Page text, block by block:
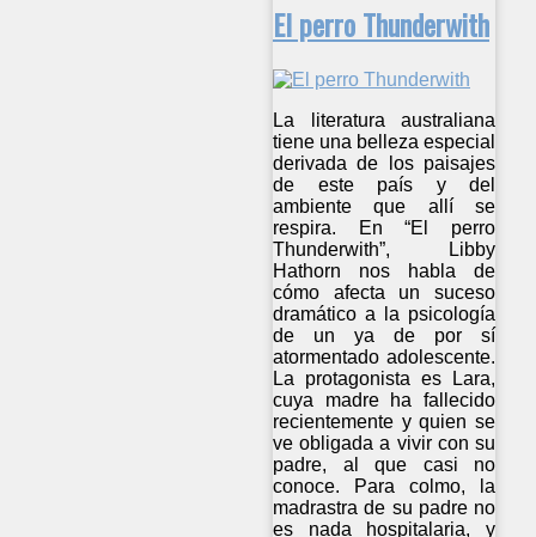
El perro Thunderwith
La literatura australiana
tiene una belleza especial
derivada de los paisajes
de este país y del
ambiente que allí se
respira. En “El perro
Thunderwith”, Libby
Hathorn nos habla de
cómo afecta un suceso
dramático a la psicología
de un ya de por sí
atormentado adolescente.
La protagonista es Lara,
cuya madre ha fallecido
recientemente y quien se
ve obligada a vivir con su
padre, al que casi no
conoce. Para colmo, la
madrastra de su padre no
es nada hospitalaria, y